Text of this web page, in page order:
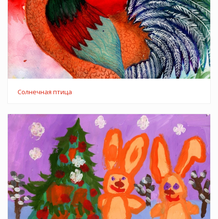
Солнечная птица